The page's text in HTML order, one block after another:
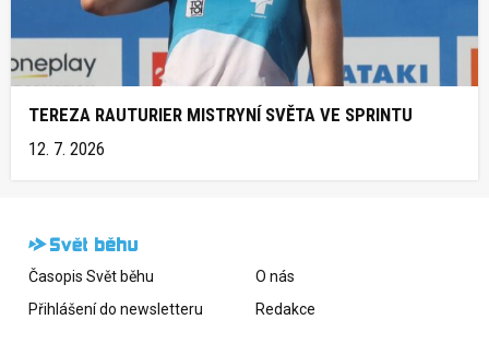
TEREZA RAUTURIER MISTRYNÍ SVĚTA VE SPRINTU
12. 7. 2026
Časopis Svět běhu
Přihlášení do newsletteru
O nás
Redakce